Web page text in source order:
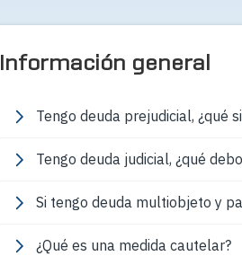
Información general
Tengo deuda prejudicial, ¿qué
Tengo deuda judicial, ¿qué
Si tengo deuda multiobjeto y
¿Qué es una medida cautelar?